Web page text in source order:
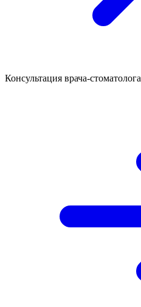
Консультация врача-стоматолога